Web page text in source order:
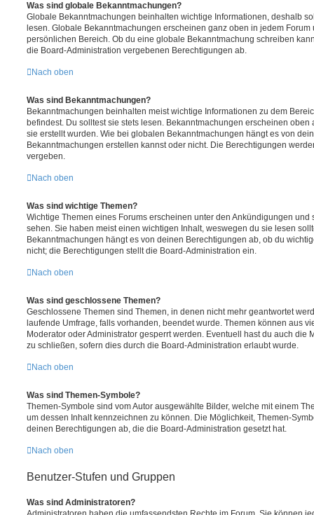
Was sind globale Bekanntmachungen?
Globale Bekanntmachungen beinhalten wichtige Informationen, deshalb
lesen. Globale Bekanntmachungen erscheinen ganz oben in jedem
persönlichen Bereich. Ob du eine globale Bekanntmachung schreiben
die Board-Administration vergebenen Berechtigungen ab.
Nach oben
Was sind Bekanntmachungen?
Bekanntmachungen beinhalten meist wichtige Informationen zu dem
befindest. Du solltest sie stets lesen. Bekanntmachungen erscheinen oben
sie erstellt wurden. Wie bei globalen Bekanntmachungen hängt es von
Bekanntmachungen erstellen kannst oder nicht. Die Berechtigungen
vergeben.
Nach oben
Was sind wichtige Themen?
Wichtige Themen eines Forums erscheinen unter den Ankündigungen und
sehen. Sie haben meist einen wichtigen Inhalt, weswegen du sie lesen
Bekanntmachungen hängt es von deinen Berechtigungen ab, ob du
nicht; die Berechtigungen stellt die Board-Administration ein.
Nach oben
Was sind geschlossene Themen?
Geschlossene Themen sind Themen, in denen nicht mehr geantwortet
laufende Umfrage, falls vorhanden, beendet wurde. Themen können aus
Moderator oder Administrator gesperrt werden. Eventuell hast du auch die
zu schließen, sofern dies durch die Board-Administration erlaubt wurde.
Nach oben
Was sind Themen-Symbole?
Themen-Symbole sind vom Autor ausgewählte Bilder, welche mit einem
um dessen Inhalt kennzeichnen zu können. Die Möglichkeit, Themen-
deinen Berechtigungen ab, die die Board-Administration gesetzt hat.
Nach oben
Benutzer-Stufen und Gruppen
Was sind Administratoren?